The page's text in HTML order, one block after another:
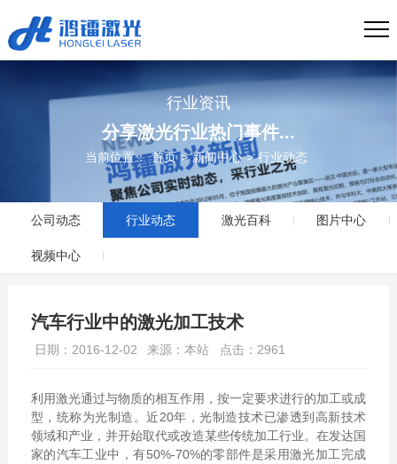
行业资讯
分享激光行业热门事件...
当前位置： 首页 > 新闻中心 > 行业动态
公司动态 行业动态 激光百科 图片中心
视频中心
汽车行业中的激光加工技术
日期：2016-12-02 来源：本站 点击：2961
利用激光通过与物质的相互作用，按一定要求进行的加工或成
型，统称为光制造。近20年，光制造技术已渗透到高新技术
领域和产业，并开始取代或改造某些传统加工行业。在发达国
家的汽车工业中，有50%-70%的零部件是采用激光加工完成